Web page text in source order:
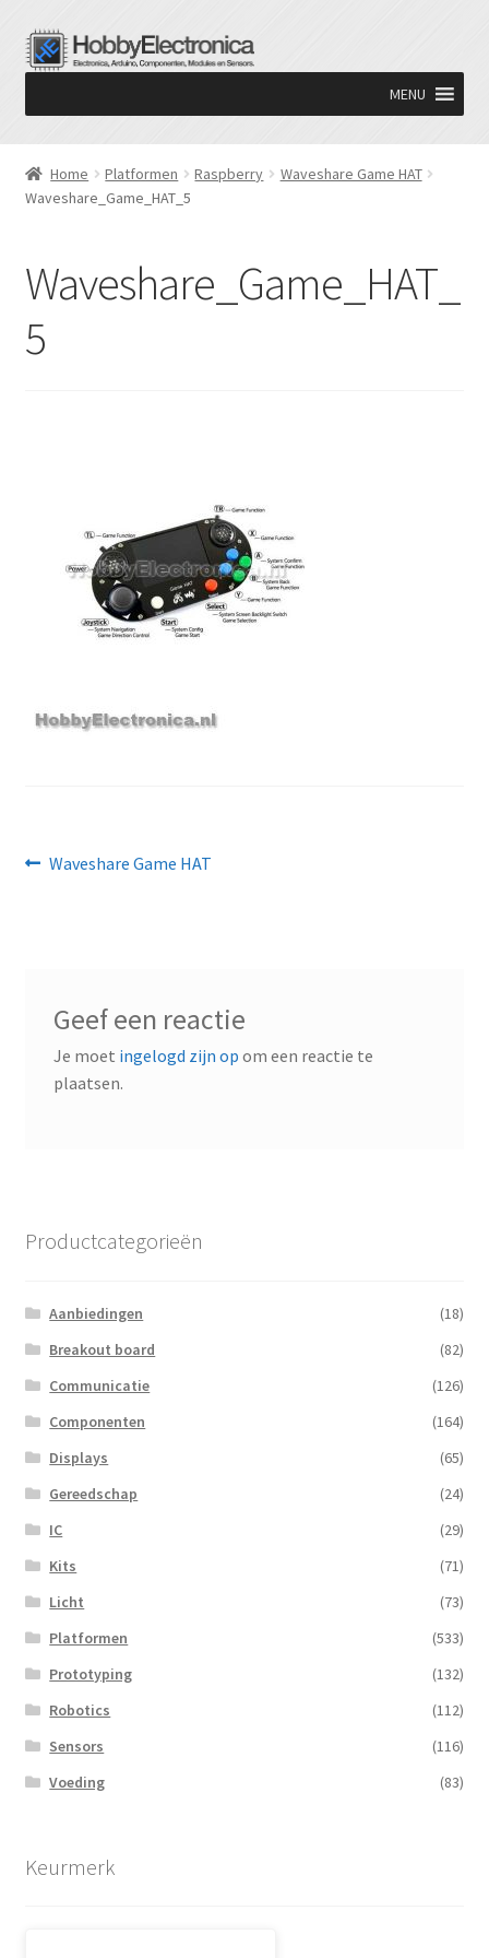
Ga
door
navigatie
Ga
naar
inhoud
MENU
Home Platformen Raspberry
Waveshare Game HAT
Waveshare_Game_HAT_5
Waveshare_Game_HAT_
5
Bericht
Vorig
Waveshare Game HAT
Geef een reactie
Je moet ingelogd zijn op om een reactie te
plaatsen.
Productcategorieën
Aanbiedingen
(18)
Breakout board
(82)
Communicatie
(126)
Componenten
(164)
Displays
(65)
Gereedschap
(24)
IC
(29)
Kits
(71)
Licht
(73)
Platformen
(533)
Prototyping
(132)
Robotics
(112)
Sensors
(116)
Voeding
(83)
Keurmerk